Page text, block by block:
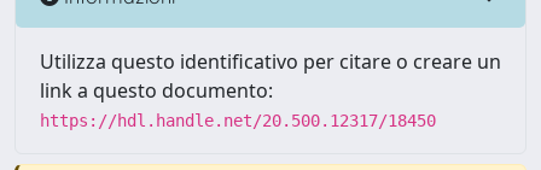
Utilizza questo identificativo per citare o creare un
link a questo documento:
https://hdl.handle.net/20.500.12317/18450